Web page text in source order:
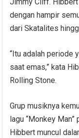
dengan hampir
dari Skatalites
“Itu adalah periode
saat emas,” kata
Rolling Stone.
Grup musiknya
lagu “Monkey
Hibbert muncul